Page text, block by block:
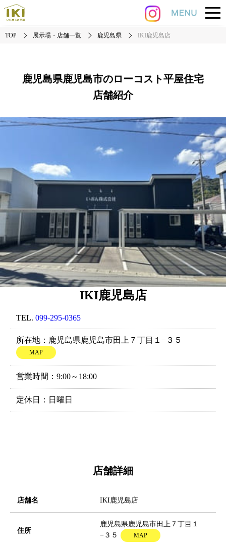
TOP 展示場・店舗一覧 鹿児島県 IKI鹿児島店
鹿児島県鹿児島市のローコスト平屋住宅
店舗紹介
IKI鹿児島店
TEL. 099-295-0365
所在地：鹿児島県鹿児島市田上７丁目１−３５
MAP
営業時間：9:00～18:00
定休日：日曜日
店舗詳細
店舗名 IKI鹿児島店
住所
鹿児島県鹿児島市田上７丁目１
−３５
MAP